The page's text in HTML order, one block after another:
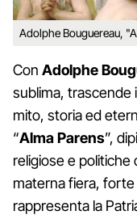
Adolphe Bouguereau,
Con Adolphe
sublima, trascende
mito, storia ed
“Alma Parens”,
religiose e politiche
materna fiera,
rappresenta la